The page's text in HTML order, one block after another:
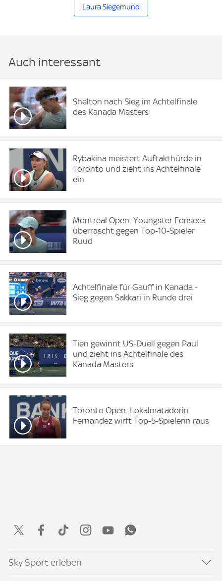
Laura Siegemund
Auch interessant
Shelton nach Sieg im Achtelfinale
des Kanada Masters
Rybakina meistert Auftakthürde in
Toronto und zieht ins Achtelfinale
ein
Montreal Open: Youngster Fonseca
überrascht gegen Top-10-Spieler
Ruud
Achtelfinale für Gauff in Kanada -
Sieg gegen Sakkari in Runde drei
Tien gewinnt US-Duell gegen Paul
und zieht ins Achtelfinale des
Kanada Masters
Toronto Open: Lokalmatadorin
Fernandez wirft Top-5-Spielerin raus
Sky Sport erleben